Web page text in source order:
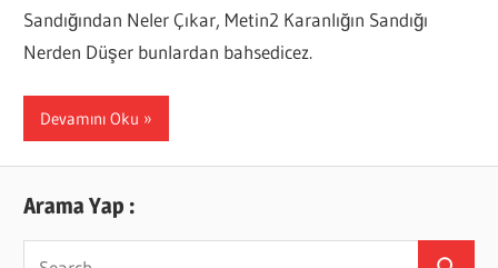
Sandığından Neler Çıkar, Metin2 Karanlığın Sandığı
Nerden Düşer bunlardan bahsedicez.
Devamını Oku
Arama Yap :